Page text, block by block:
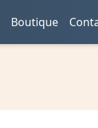
Boutique